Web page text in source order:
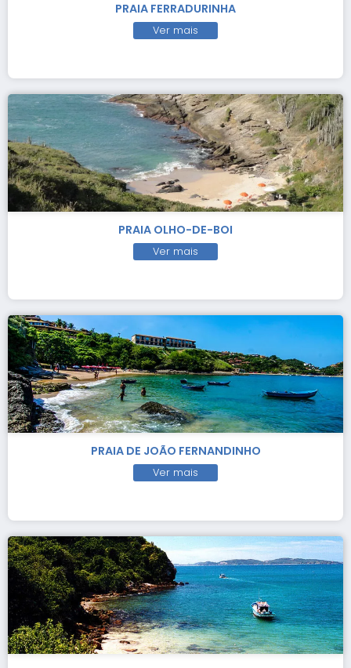
PRAIA FERRADURINHA
Ver mais
PRAIA OLHO-DE-BOI
Ver mais
PRAIA DE JOÃO FERNANDINHO
Ver mais